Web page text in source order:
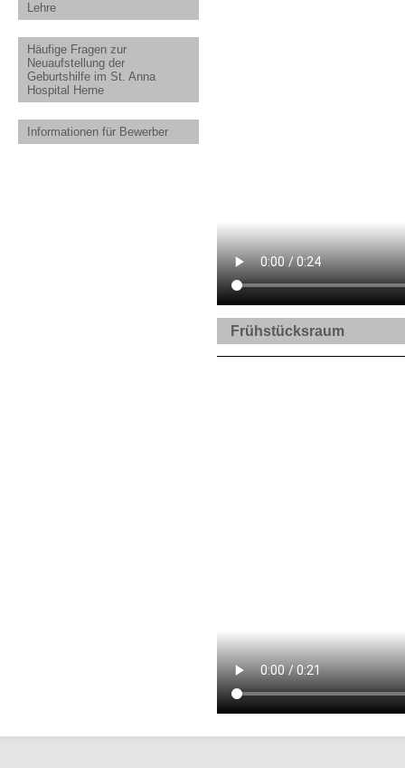
Lehre
Häufige Fragen zur
Neuaufstellung der
Geburtshilfe im St. Anna
Hospital Herne
Informationen für Bewerber
Frühstücksraum